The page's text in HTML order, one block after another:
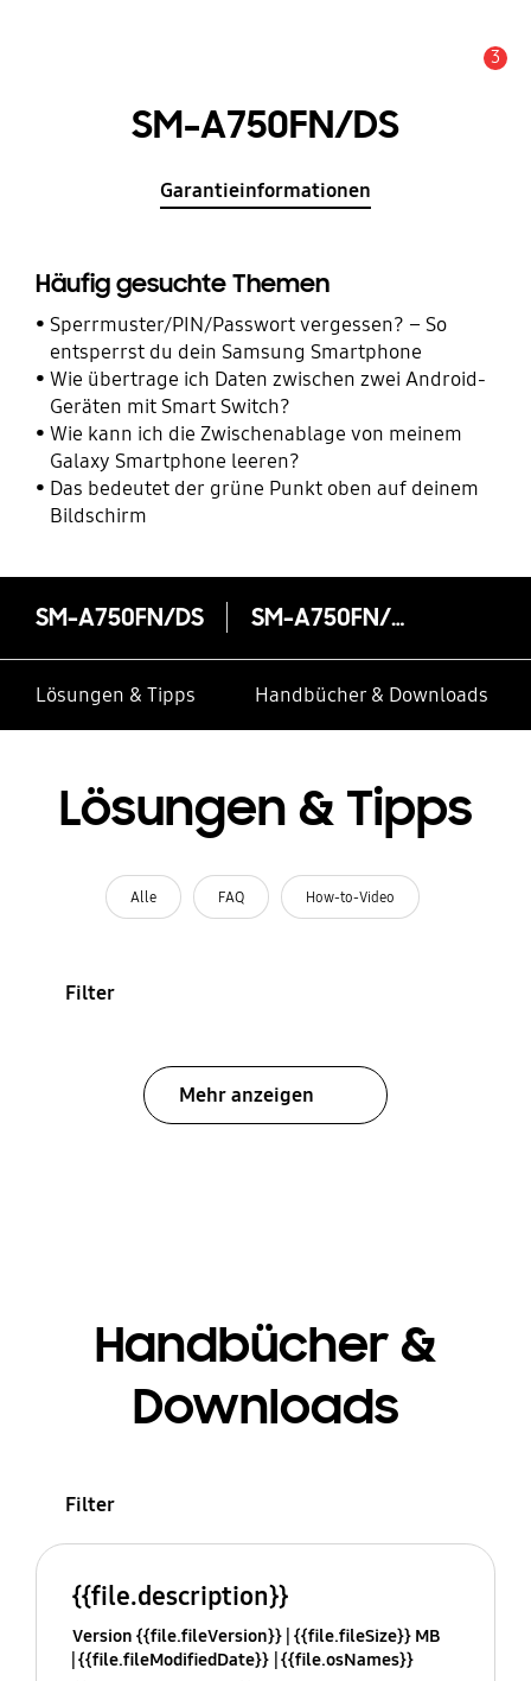
3
SM-A750FN/DS
Garantieinformationen
Häufig gesuchte Themen
Sperrmuster/PIN/Passwort vergessen? – So
entsperrst du dein Samsung Smartphone
Wie übertrage ich Daten zwischen zwei Android-
Geräten mit Smart Switch?
Wie kann ich die Zwischenablage von meinem
Galaxy Smartphone leeren?
Das bedeutet der grüne Punkt oben auf deinem
Bildschirm
SM-A750FN/DS SM-A750FN/DS
Lösungen & Tipps Handbücher & Downloads
Lösungen & Tipps
Alle FAQ How-to-Video
Filter
Mehr anzeigen
Handbücher &
Downloads
Filter
{{file.description}}
Version {{file.fileVersion}} {{file.fileSize}} MB
{{file.fileModifiedDate}} {{file.osNames}}